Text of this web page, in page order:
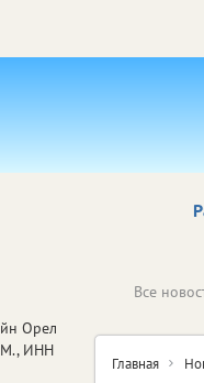
Все
Главная
ИНН